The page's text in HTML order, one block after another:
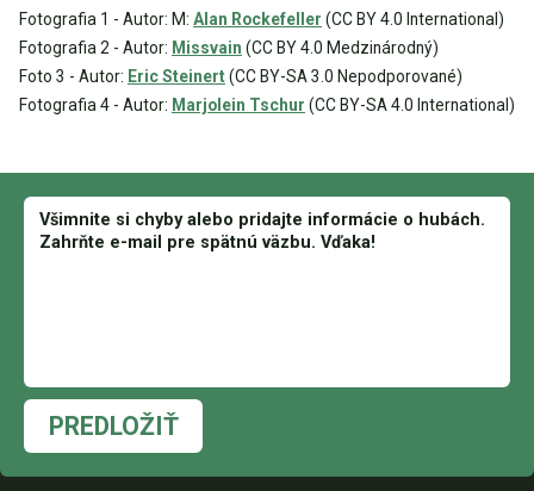
Fotografia 1 - Autor: M: Alan Rockefeller (CC BY 4.0 International)
Fotografia 2 - Autor: Missvain (CC BY 4.0 Medzinárodný)
Foto 3 - Autor: Eric Steinert(CC BY-SA 3.0 Nepodporované)
Fotografia 4 - Autor: Marjolein Tschur (CC BY-SA 4.0 International)
PREDLOŽIŤ